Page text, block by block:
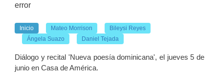
error
Inicio Mateo Morrison
Bileysi Reyes
Ángela Suazo
Daniel Tejada
Diálogo y recital 'Nueva poesía dominicana', el jueves 5 de
junio en Casa de América.